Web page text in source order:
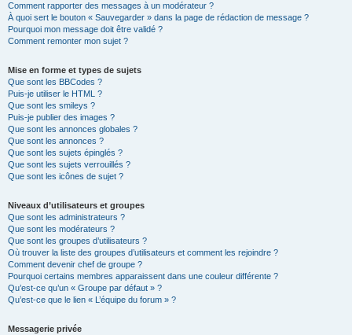
Comment rapporter des messages à un modérateur ?
À quoi sert le bouton « Sauvegarder » dans la page de rédaction de message ?
Pourquoi mon message doit être validé ?
Comment remonter mon sujet ?
Mise en forme et types de sujets
Que sont les BBCodes ?
Puis-je utiliser le HTML ?
Que sont les smileys ?
Puis-je publier des images ?
Que sont les annonces globales ?
Que sont les annonces ?
Que sont les sujets épinglés ?
Que sont les sujets verrouillés ?
Que sont les icônes de sujet ?
Niveaux d’utilisateurs et groupes
Que sont les administrateurs ?
Que sont les modérateurs ?
Que sont les groupes d’utilisateurs ?
Où trouver la liste des groupes d’utilisateurs et comment les rejoindre ?
Comment devenir chef de groupe ?
Pourquoi certains membres apparaissent dans une couleur différente ?
Qu’est-ce qu’un « Groupe par défaut » ?
Qu’est-ce que le lien « L’équipe du forum » ?
Messagerie privée